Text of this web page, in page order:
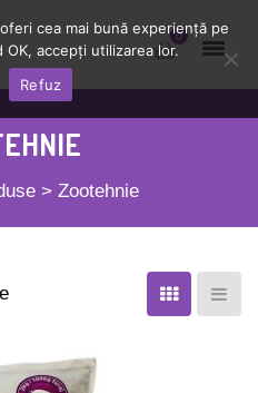
0
> Zootehnie
cea mai bună experiență pe
accepți utilizarea lor.
Refuz